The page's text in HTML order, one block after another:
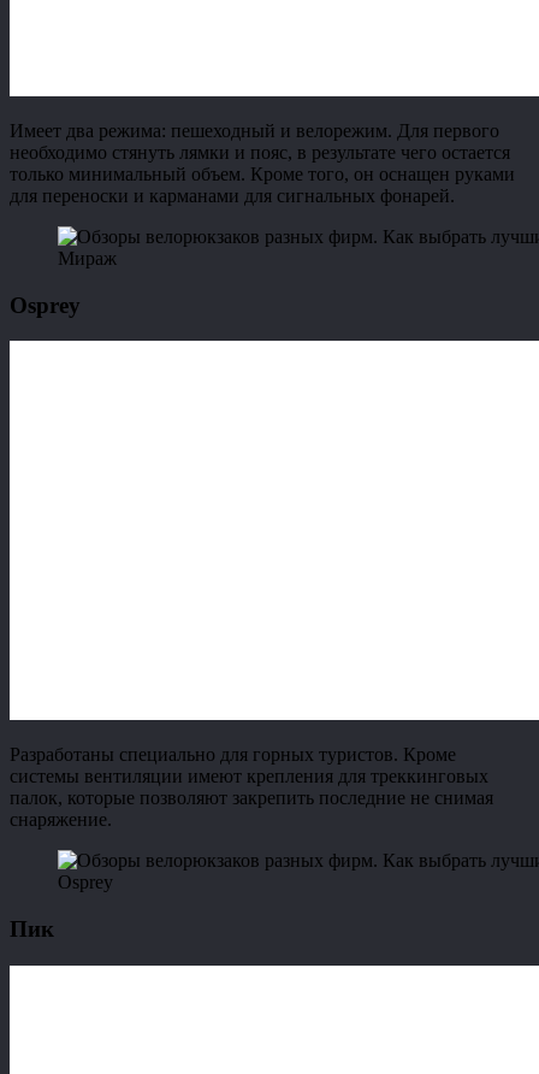
Имеет два режима: пешеходный и велорежим. Для первого
необходимо стянуть лямки и пояс, в результате чего остается
только минимальный объем. Кроме того, он оснащен руками
для переноски и карманами для сигнальных фонарей.
Мираж
Оsprey
Разработаны специально для горных туристов. Кроме
системы вентиляции имеют крепления для треккинговых
палок, которые позволяют закрепить последние не снимая
снаряжение.
Оsprey
Пик